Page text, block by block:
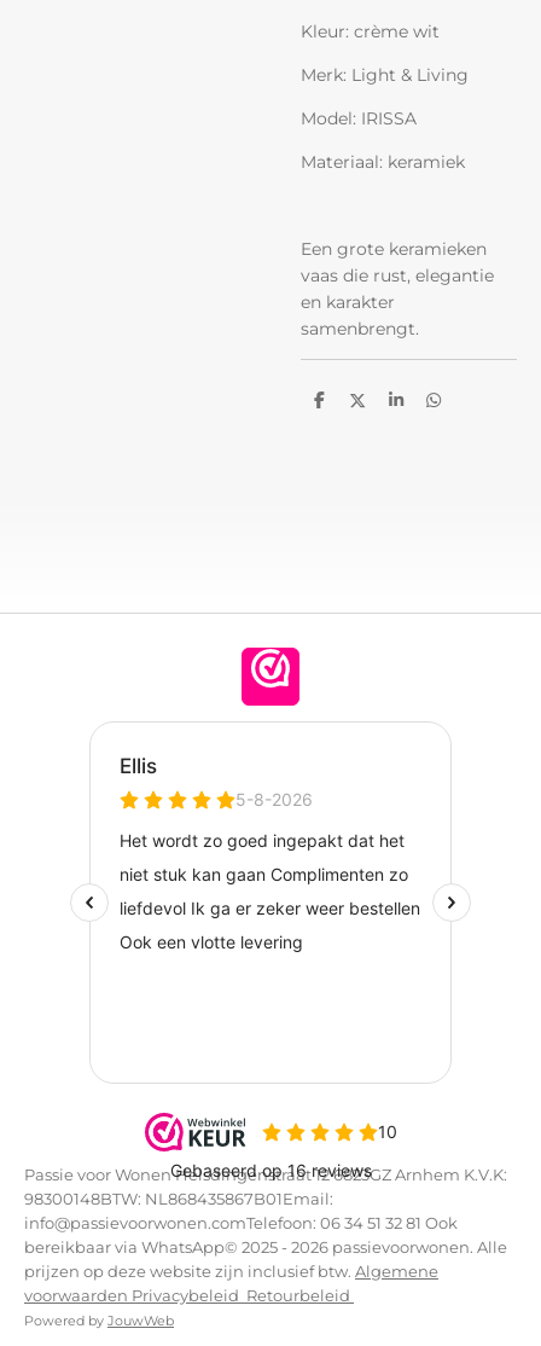
Kleur: crème wit
Merk: Light & Living
Model: IRISSA
Materiaal: keramiek
Een grote keramieken
vaas die rust, elegantie
en karakter
samenbrengt.
D
D
S
D
Passie voor Wonen Helsdingenstraat 12 6823GZ Arnhem K.V.K:
98300148BTW: NL868435867B01Email:
info@passievoorwonen.comTelefoon: 06 34 51 32 81 Ook
bereikbaar via WhatsApp© 2025 - 2026 passievoorwonen. Alle
prijzen op deze website zijn inclusief btw. Algemene
voorwaarden Privacybeleid Retourbeleid
Powered by JouwWeb